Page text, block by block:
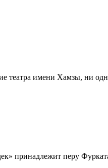
театра имени Хамзы, ни
принадлежит перу